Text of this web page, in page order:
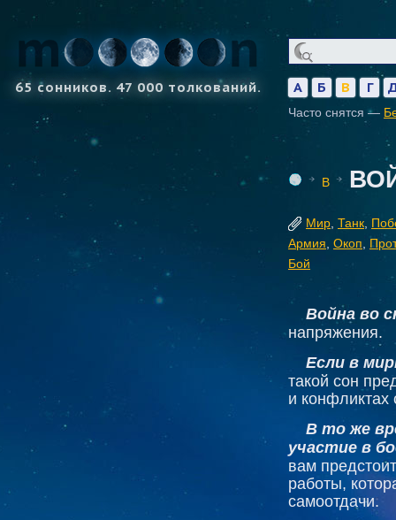
65 сонников. 47 000 толкований. А Б В Г
Часто снятся —
В
Мир Танк
Армия Окоп
Бой
Война во
напряжения.
Если в
такой сон
и
В то же
участие в
вам
работы,
самоотдачи.